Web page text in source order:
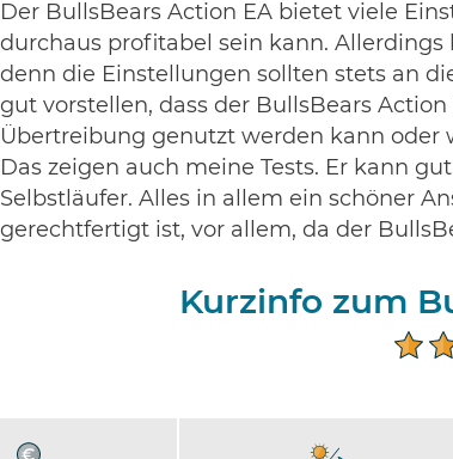
Der BullsBears Action EA bietet viele
durchaus profitabel sein kann.
denn die Einstellungen sollten stets an
gut vorstellen, dass der BullsBears
Übertreibung genutzt werden kann oder
Das zeigen auch meine Tests. Er kann
Selbstläufer. Alles in allem ein schöner
gerechtfertigt ist, vor allem, da der
Kurzinfo zum